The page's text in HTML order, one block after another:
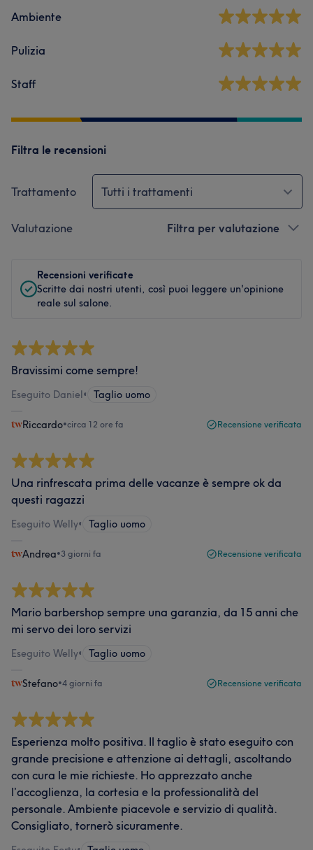
Ambiente
Pulizia
Staff
Filtra le recensioni
Trattamento Tutti i trattamenti
Valutazione Filtra per valutazione
Recensioni verificate
Scritte dai nostri utenti, così puoi leggere un'opinione
reale sul salone.
Bravissimi come sempre!
Eseguito Daniel• Taglio uomo
Riccardo•circa 12 ore fa Recensione verificata
Una rinfrescata prima delle vacanze è sempre ok da
questi ragazzi
Eseguito Welly• Taglio uomo
Andrea•3 giorni fa Recensione verificata
Mario barbershop sempre una garanzia, da 15 anni che
mi servo dei loro servizi
Eseguito Welly• Taglio uomo
Stefano•4 giorni fa Recensione verificata
Esperienza molto positiva. Il taglio è stato eseguito con
grande precisione e attenzione ai dettagli, ascoltando
con cura le mie richieste. Ho apprezzato anche
l’accoglienza, la cortesia e la professionalità del
personale. Ambiente piacevole e servizio di qualità.
Consigliato, tornerò sicuramente.